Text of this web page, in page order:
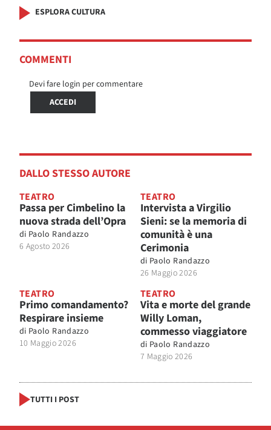
ESPLORA CULTURA
COMMENTI
Devi fare login per commentare
ACCEDI
DALLO STESSO AUTORE
TEATRO
Passa per Cimbelino la
nuova strada dell’Opra
di Paolo Randazzo
6 Agosto 2026
TEATRO
Intervista a Virgilio
Sieni: se la memoria di
comunità è una
Cerimonia
di Paolo Randazzo
26 Maggio 2026
TEATRO
Primo comandamento?
Respirare insieme
di Paolo Randazzo
10 Maggio 2026
TEATRO
Vita e morte del grande
Willy Loman,
commesso viaggiatore
di Paolo Randazzo
7 Maggio 2026
TUTTI I POST